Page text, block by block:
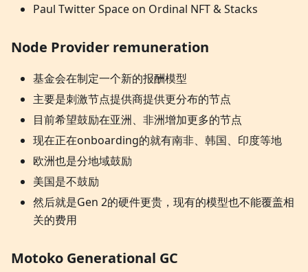
Paul Twitter Space on Ordinal NFT & Stacks
Node Provider remuneration
基金会在制定一个新的报酬模型
主要是刺激节点提供商提供更分布的节点
目前希望鼓励在亚洲、非洲增加更多的节点
现在正在onboarding的就有南非、韩国、印度等地
欧洲也是分地域鼓励
美国是不鼓励
然后就是Gen 2的硬件更贵，现有的模型也不能覆盖相
关的费用
Motoko Generational GC